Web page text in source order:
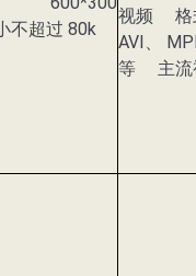
不超过 80k
视频 格
AVI、
等 主流